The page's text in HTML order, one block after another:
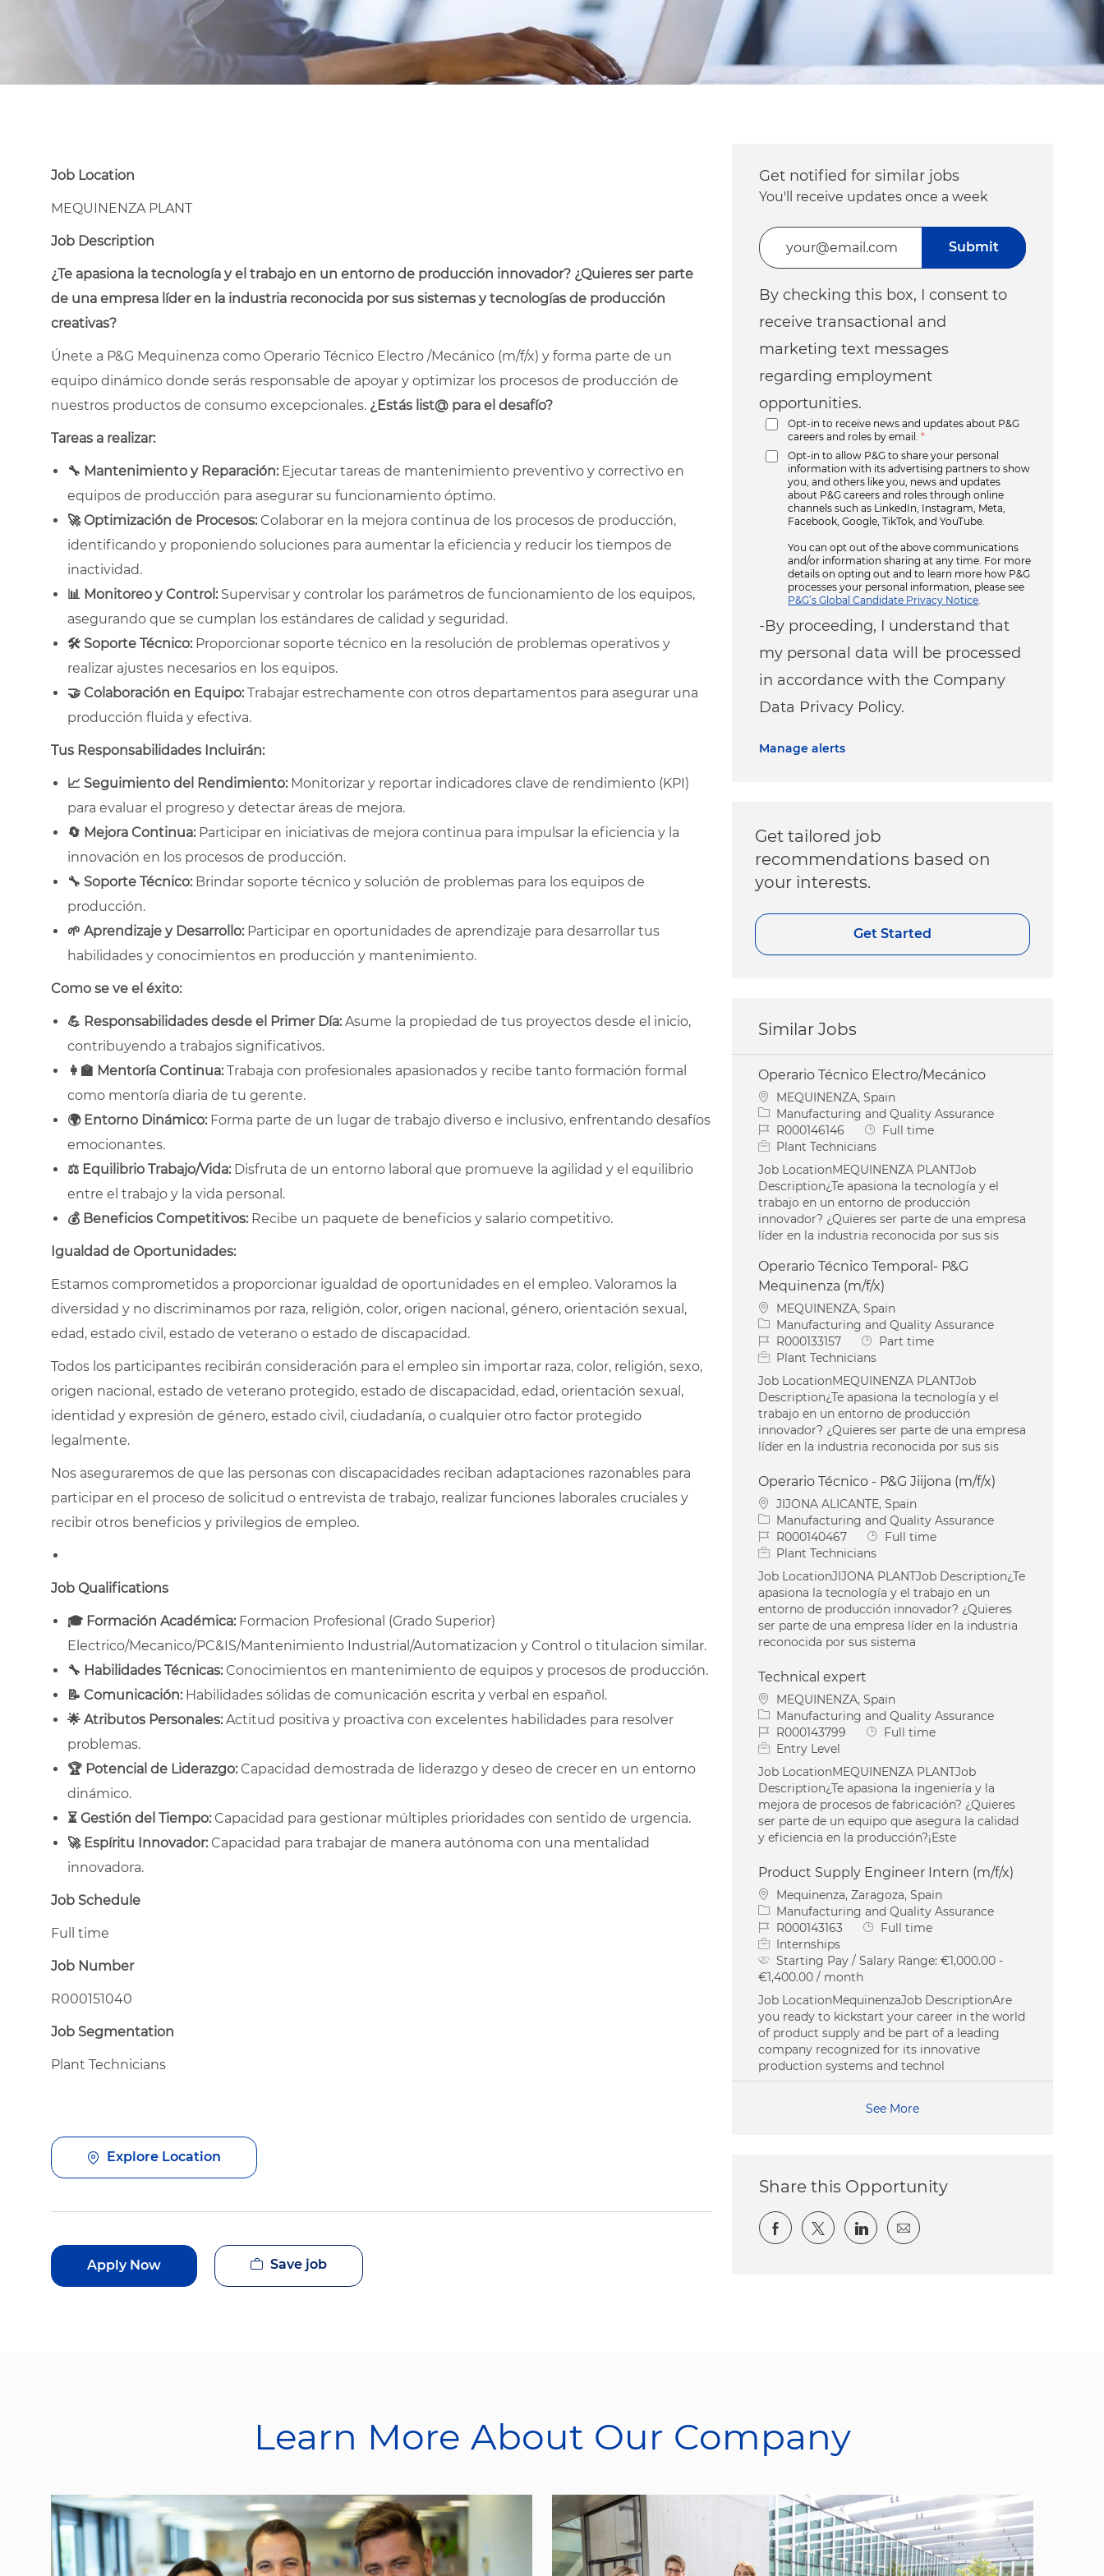
Job Location
MEQUINENZA PLANT
Job Description
¿Te apasiona la tecnología y el trabajo en un entorno de producción innovador? ¿Quieres ser parte
de una empresa líder en la industria reconocida por sus sistemas y tecnologías de producción
creativas?
Únete a P&G Mequinenza como Operario Técnico Electro /Mecánico (m/f/x) y forma parte de un
equipo dinámico donde serás responsable de apoyar y optimizar los procesos de producción de
nuestros productos de consumo excepcionales. ¿Estás list@ para el desafío?
Tareas a realizar:
🔧 Mantenimiento y Reparación:Ejecutar tareas de mantenimiento preventivo y correctivo en
equipos de producción para asegurar su funcionamiento óptimo.
🚀 Optimización de Procesos:Colaborar en la mejora continua de los procesos de producción,
identificando y proponiendo soluciones para aumentar la eficiencia y reducir los tiempos de
inactividad.
📊 Monitoreo y Control:Supervisar y controlar los parámetros de funcionamiento de los equipos,
asegurando que se cumplan los estándares de calidad y seguridad.
🛠 Soporte Técnico:Proporcionar soporte técnico en la resolución de problemas operativos y
realizar ajustes necesarios en los equipos.
🤝 Colaboración en Equipo:Trabajar estrechamente con otros departamentos para asegurar una
producción fluida y efectiva.
Tus Responsabilidades Incluirán:
📈 Seguimiento del Rendimiento:Monitorizar y reportar indicadores clave de rendimiento (KPI)
para evaluar el progreso y detectar áreas de mejora.
🔄 Mejora Continua:Participar en iniciativas de mejora continua para impulsar la eficiencia y la
innovación en los procesos de producción.
🔧 Soporte Técnico:Brindar soporte técnico y solución de problemas para los equipos de
producción.
🌱 Aprendizaje y Desarrollo:Participar en oportunidades de aprendizaje para desarrollar tus
habilidades y conocimientos en producción y mantenimiento.
Como se ve el éxito:
💪 Responsabilidades desde el Primer Día:Asume la propiedad de tus proyectos desde el inicio,
contribuyendo a trabajos significativos.
👩 Mentoría Continua:Trabaja con profesionales apasionados y recibe tanto formación formal
como mentoría diaria de tu gerente.
🌍 Entorno Dinámico:Forma parte de un lugar de trabajo diverso e inclusivo, enfrentando desafíos
emocionantes.
⚖️ Equilibrio Trabajo/Vida:Disfruta de un entorno laboral que promueve la agilidad y el equilibrio
entre el trabajo y la vida personal.
💰 Beneficios Competitivos:Recibe un paquete de beneficios y salario competitivo.
Igualdad de Oportunidades:
Estamos comprometidos a proporcionar igualdad de oportunidades en el empleo. Valoramos la
diversidad y no discriminamos por raza, religión, color, origen nacional, género, orientación sexual,
edad, estado civil, estado de veterano o estado de discapacidad.
Todos los participantes recibirán consideración para el empleo sin importar raza, color, religión, sexo,
origen nacional, estado de veterano protegido, estado de discapacidad, edad, orientación sexual,
identidad y expresión de género, estado civil, ciudadanía, o cualquier otro factor protegido
legalmente.
Nos aseguraremos de que las personas con discapacidades reciban adaptaciones razonables para
participar en el proceso de solicitud o entrevista de trabajo, realizar funciones laborales cruciales y
recibir otros beneficios y privilegios de empleo.
Job Qualifications
🎓 Formación Académica:Formacion Profesional (Grado Superior)
Electrico/Mecanico/PC&IS/Mantenimiento Industrial/Automatizacion y Control o titulacion similar.
🔧 Habilidades Técnicas:Conocimientos en mantenimiento de equipos y procesos de producción.
📝 Comunicación:Habilidades sólidas de comunicación escrita y verbal en español.
🌟 Atributos Personales:Actitud positiva y proactiva con excelentes habilidades para resolver
problemas.
🏆 Potencial de Liderazgo:Capacidad demostrada de liderazgo y deseo de crecer en un entorno
dinámico.
⏳ Gestión del Tiempo:Capacidad para gestionar múltiples prioridades con sentido de urgencia.
🚀 Espíritu Innovador:Capacidad para trabajar de manera autónoma con una mentalidad
innovadora.
Job Schedule
Full time
Job Number
R000151040
Job Segmentation
Plant Technicians
Explore Location
Apply Now Save job
Get notified for similar jobs
You'll receive updates once a week
Enter Email address (Required)
By checking this box, I consent to
receive transactional and
marketing text messages
regarding employment
opportunities.
Opt-in to receive news and updates about P&G
careers and roles by email.
*
Opt-in to allow P&G to share your personal
information with its advertising partners to show
you, and others like you, news and updates
about P&G careers and roles through online
channels such as LinkedIn, Instagram, Meta,
Facebook, Google, TikTok, and YouTube.
You can opt out of the above communications
and/or information sharing at any time. For more
details on opting out and to learn more how P&G
processes your personal information, please see
P&G’s Global Candidate Privacy Notice
-By proceeding, I understand that
my personal data will be processed
in accordance with the Company
Data Privacy Policy.
Submit
Manage alerts
Get tailored job
recommendations based on
your interests.
Get Started
Similar Jobs
Operario Técnico Electro/Mecánico
Location
MEQUINENZA, Spain
Category
Manufacturing and Quality Assurance
Job IdR000146146 Job Type
Full time
Plant Technicians
Job LocationMEQUINENZA PLANTJob
Description¿Te apasiona la tecnología y el
trabajo en un entorno de producción
innovador? ¿Quieres ser parte de una empresa
líder en la industria reconocida por sus sis
Operario Técnico Temporal- P&G
Mequinenza (m/f/x)
Location
MEQUINENZA, Spain
Category
Manufacturing and Quality Assurance
Job IdR000133157 Job Type
Part time
Plant Technicians
Job LocationMEQUINENZA PLANTJob
Description¿Te apasiona la tecnología y el
trabajo en un entorno de producción
innovador? ¿Quieres ser parte de una empresa
líder en la industria reconocida por sus sis
Operario Técnico - P&G Jiijona (m/f/x)
Location
JIJONA ALICANTE, Spain
Category
Manufacturing and Quality Assurance
Job IdR000140467 Job Type
Full time
Plant Technicians
Job LocationJIJONA PLANTJob Description¿Te
apasiona la tecnología y el trabajo en un
entorno de producción innovador? ¿Quieres
ser parte de una empresa líder en la industria
reconocida por sus sistema
Technical expert
Location
MEQUINENZA, Spain
Category
Manufacturing and Quality Assurance
Job IdR000143799 Job Type
Full time
Entry Level
Job LocationMEQUINENZA PLANTJob
Description¿Te apasiona la ingeniería y la
mejora de procesos de fabricación? ¿Quieres
ser parte de un equipo que asegura la calidad
y eficiencia en la producción?¡Este
Product Supply Engineer Intern (m/f/x)
Location
Mequinenza, Zaragoza, Spain
Category
Manufacturing and Quality Assurance
Job IdR000143163 Job Type
Full time
Internships
Starting Pay / Salary Range:€1,000.00 -
€1,400.00 / month
Job LocationMequinenzaJob DescriptionAre
you ready to kickstart your career in the world
of product supply and be part of a leading
company recognized for its innovative
production systems and technol
See More
Share this Opportunity
Share via Facebook
Share via twitter
Share via LinkedIn
Share via email
Learn More About Our Company